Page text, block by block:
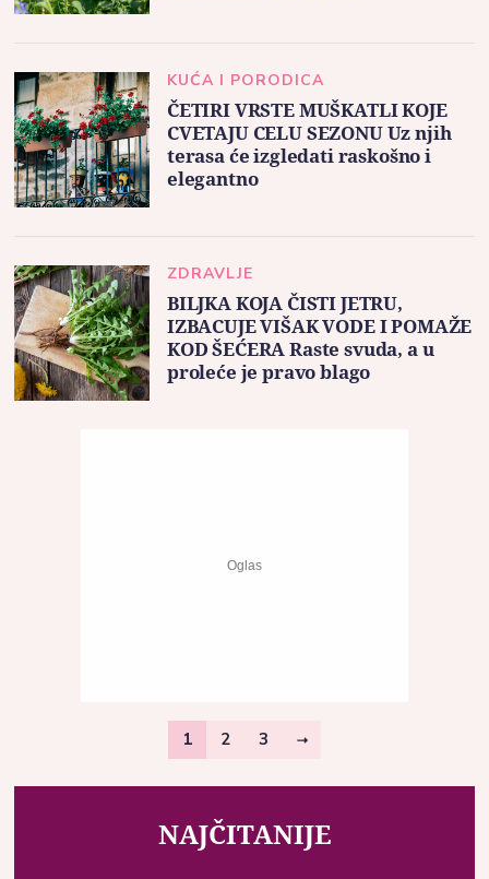
KUĆA I PORODICA
ČETIRI VRSTE MUŠKATLI KOJE
CVETAJU CELU SEZONU Uz njih
terasa će izgledati raskošno i
elegantno
ZDRAVLJE
BILJKA KOJA ČISTI JETRU,
IZBACUJE VIŠAK VODE I POMAŽE
KOD ŠEĆERA Raste svuda, a u
proleće je pravo blago
1 2 3
NAJČITANIJE